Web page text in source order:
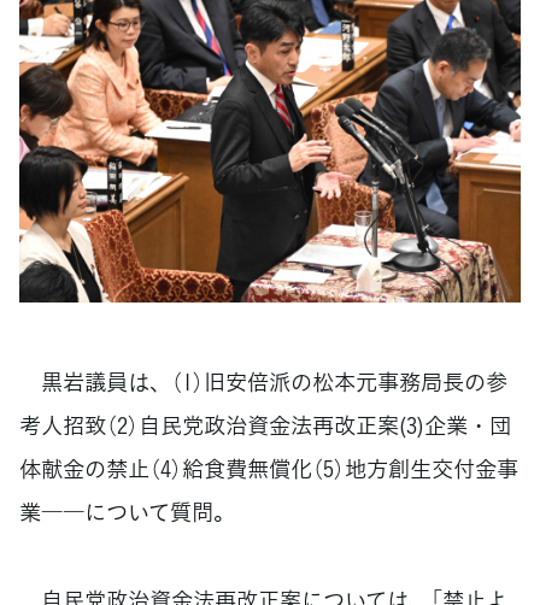
黒岩議員は、（1）旧安倍派の松本元事務局長の参
考人招致（2）自民党政治資金法再改正案(3)企業・団
体献金の禁止（4）給食費無償化（5）地方創生交付金事
業――について質問。